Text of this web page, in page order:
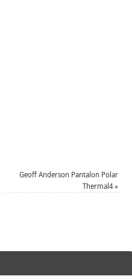
Geoff Anderson Pantalon Polar
Thermal4»